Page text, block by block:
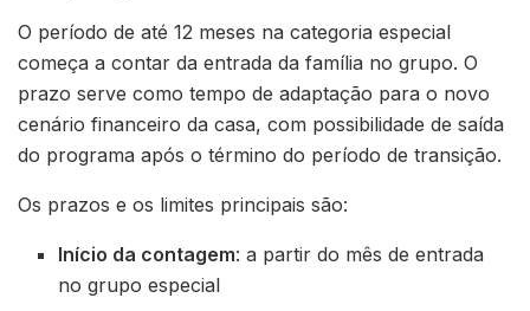
O período de até 12 meses na categoria especial
começa a contar da entrada da família no grupo. O
prazo serve como tempo de adaptação para o novo
cenário financeiro da casa, com possibilidade de saída
do programa após o término do período de transição.
Os prazos e os limites principais são:
Início da contagem: a partir do mês de entrada
no grupo especial